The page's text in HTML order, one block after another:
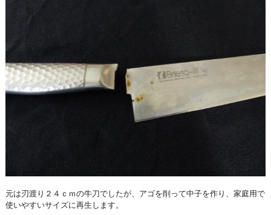
元は刃渡り２４ｃｍの牛刀でしたが、アゴを削って中子を作り、家庭用で
使いやすいサイズに再生します。